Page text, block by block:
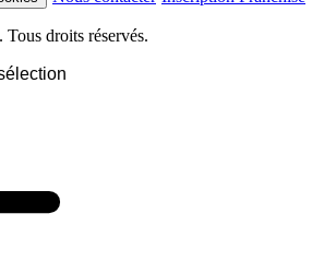
droits réservés.